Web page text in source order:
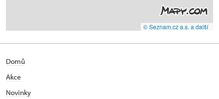
© Seznam.cz a.s. a další
Domů
Akce
Novinky